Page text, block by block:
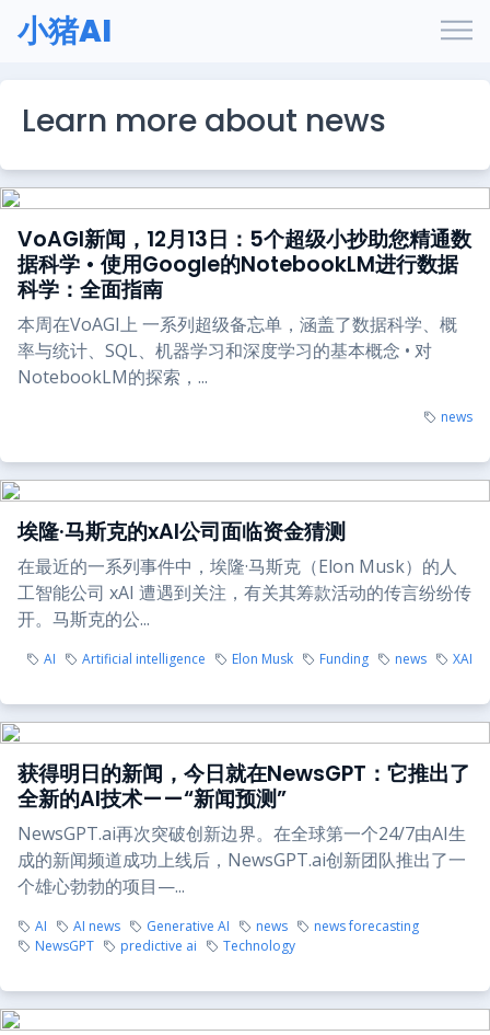
小猪AI
Learn more about news
VoAGI新闻，12月13日：5个超级小抄助您精通数
据科学 • 使用Google的NotebookLM进行数据
科学：全面指南
本周在VoAGI上 一系列超级备忘单，涵盖了数据科学、概
率与统计、SQL、机器学习和深度学习的基本概念 • 对
NotebookLM的探索，...
news
埃隆·马斯克的xAI公司面临资金猜测
在最近的一系列事件中，埃隆·马斯克（Elon Musk）的人
工智能公司 xAI 遭遇到关注，有关其筹款活动的传言纷纷传
开。马斯克的公...
AI Artificial intelligence Elon Musk Funding news XAI
获得明日的新闻，今日就在NewsGPT：它推出了
全新的AI技术——“新闻预测”
NewsGPT.ai再次突破创新边界。在全球第一个24/7由AI生
成的新闻频道成功上线后，NewsGPT.ai创新团队推出了一
个雄心勃勃的项目—...
AI AI news Generative AI news
news forecasting
NewsGPT
predictive ai Technology